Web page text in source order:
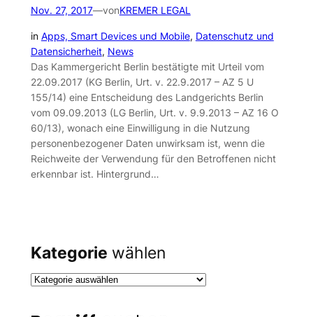
Nov. 27, 2017—vonKREMER LEGAL
in Apps, Smart Devices und Mobile, Datenschutz und
Datensicherheit, News
Das Kammergericht Berlin bestätigte mit Urteil vom
22.09.2017 (KG Berlin, Urt. v. 22.9.2017 – AZ 5 U
155/14) eine Entscheidung des Landgerichts Berlin
vom 09.09.2013 (LG Berlin, Urt. v. 9.9.2013 – AZ 16 O
60/13), wonach eine Einwilligung in die Nutzung
personenbezogener Daten unwirksam ist, wenn die
Reichweite der Verwendung für den Betroffenen nicht
erkennbar ist. Hintergrund…
Kategorie wählen